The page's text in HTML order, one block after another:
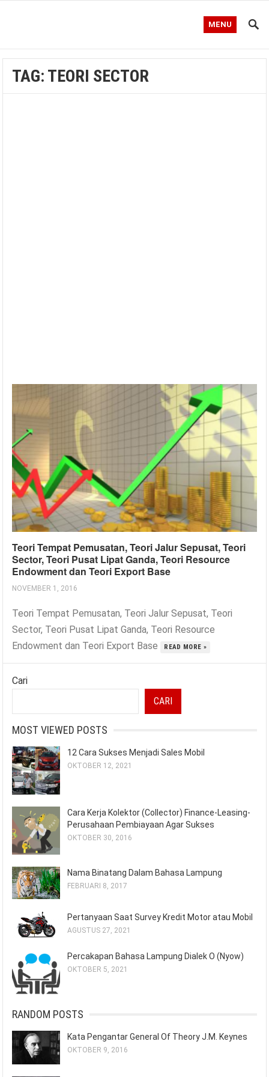
MENU
TAG: TEORI SECTOR
Teori Tempat Pemusatan, Teori Jalur Sepusat, Teori
Sector, Teori Pusat Lipat Ganda, Teori Resource
Endowment dan Teori Export Base
NOVEMBER 1, 2016
Teori Tempat Pemusatan, Teori Jalur Sepusat, Teori
Sector, Teori Pusat Lipat Ganda, Teori Resource
Endowment dan Teori Export Base
READ MORE »
Cari
CARI
MOST VIEWED POSTS
12 Cara Sukses Menjadi Sales Mobil
OKTOBER 12, 2021
Cara Kerja Kolektor (Collector) Finance-Leasing-
Perusahaan Pembiayaan Agar Sukses
OKTOBER 30, 2016
Nama Binatang Dalam Bahasa Lampung
FEBRUARI 8, 2017
Pertanyaan Saat Survey Kredit Motor atau Mobil
AGUSTUS 27, 2021
Percakapan Bahasa Lampung Dialek O (Nyow)
OKTOBER 5, 2021
RANDOM POSTS
Kata Pengantar General Of Theory J.M. Keynes
OKTOBER 9, 2016